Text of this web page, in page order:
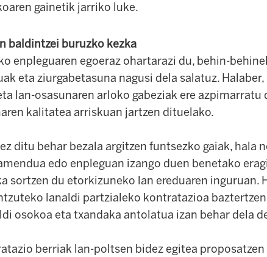
gainetik jarriko luke.
baldintzei buruzko kezka
enpleguaren egoeraz ohartarazi du, behin-
eta ziurgabetasuna nagusi dela salatuz.
lan-osasunaren arloko gabeziak ere azpimarratu
kalitatea arriskuan jartzen dituelako.
ditu behar bezala argitzen funtsezko gaiak, hala
edo enpleguan izango duen benetako
sortzen du etorkizuneko lan ereduaren inguruan.
lanaldi partzialeko kontratazioa baztertzen
osokoa eta txandaka antolatua izan behar dela
berriak lan-poltsen bidez egitea